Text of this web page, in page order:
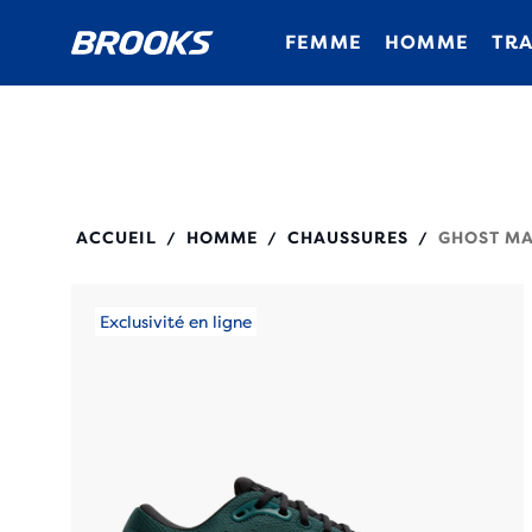
FEMME HOMME
ACCUEIL / HOMME / CHAUSSURES / GHOST
Exclusivité en ligne